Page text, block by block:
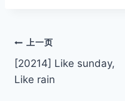
文
章
上一页
[20214] Like sunday,
Like rain